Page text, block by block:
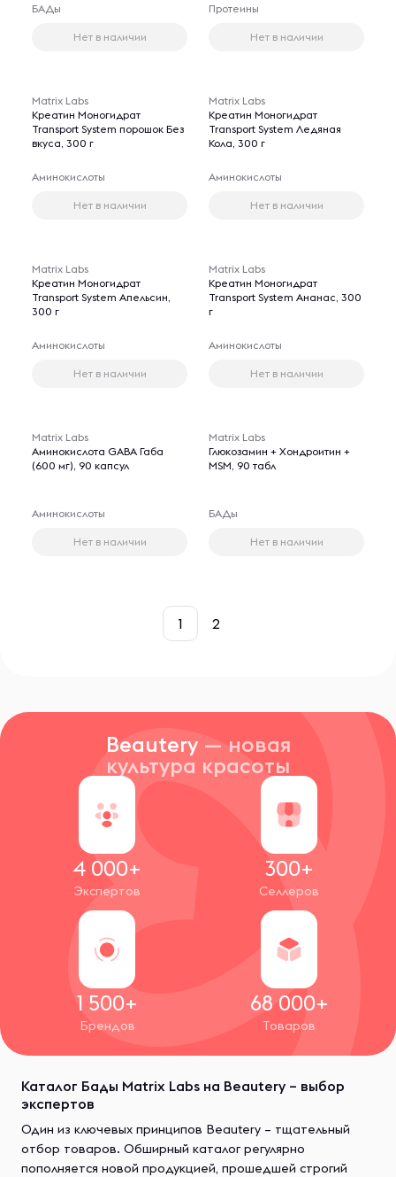
БАДы
Нет в наличии
Протеины
Нет в наличии
Matrix Labs
Креатин Моногидрат
Transport System порошок Без
вкуса, 300 г
Аминокислоты
Нет в наличии
Matrix Labs
Креатин Моногидрат
Transport System Ледяная
Кола, 300 г
Аминокислоты
Нет в наличии
Matrix Labs
Креатин Моногидрат
Transport System Апельсин,
300 г
Аминокислоты
Нет в наличии
Matrix Labs
Креатин Моногидрат
Transport System Ананас, 300
г
Аминокислоты
Нет в наличии
Matrix Labs
Аминокислота GABA Габа
(600 мг), 90 капсул
Аминокислоты
Нет в наличии
Matrix Labs
Глюкозамин + Хондроитин +
MSM, 90 табл
БАДы
Нет в наличии
1 2
Beautery — новая
культура красоты
4 000+
Экспертов
300+
Селлеров
1 500+
Брендов
68 000+
Товаров
Каталог Бады Matrix Labs на Beautery – выбор
экспертов
Один из ключевых принципов Beautery – тщательный
отбор товаров. Обширный каталог регулярно
пополняется новой продукцией, прошедшей строгий